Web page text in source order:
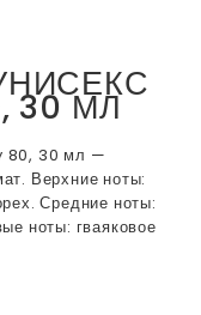
30 МЛ
80, 30 мл —
Верхние ноты:
Средние ноты:
ноты: гваяковое